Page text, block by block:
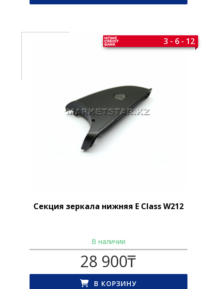
Секция зеркала нижняя E Class W212
3 - 6 - 12
В наличии
28 900₸
В КОРЗИНУ